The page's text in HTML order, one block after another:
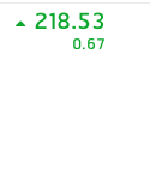
218.53
0.67